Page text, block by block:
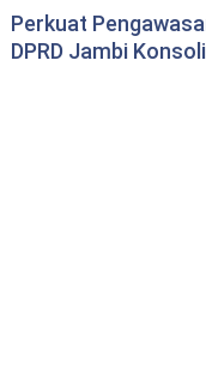
Perkuat
DPRD Jambi